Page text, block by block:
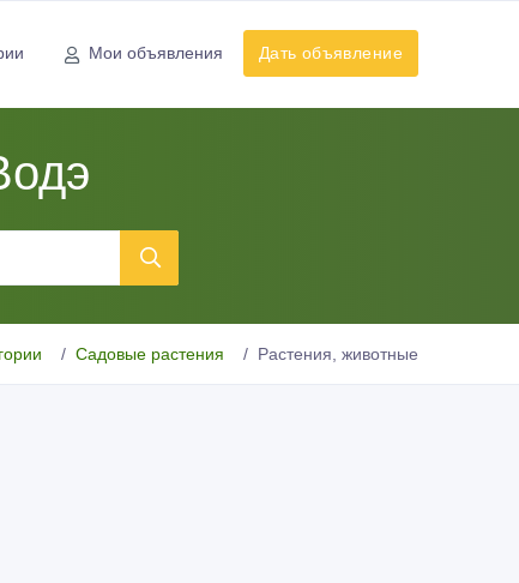
Мои объявления Дать объявление
Садовые растения Растения, животные